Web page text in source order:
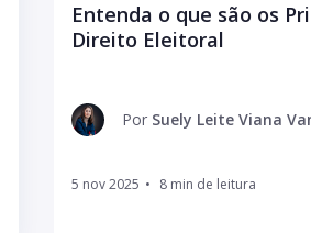
Entenda o que são os
Direito Eleitoral
Por Suely Leite Viana
5 nov 2025 •